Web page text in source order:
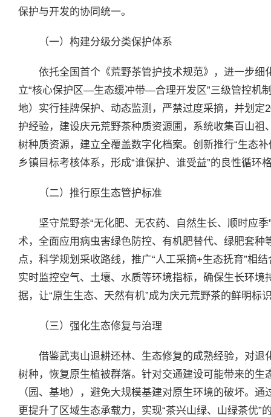
保护与开发的协同统一。
（一）构建分级分类保护体系
依托全国首个《荒野茶管护技术规范》，进一步
立“核心保护区—生态缓冲带—合理开发区”三级管控机
地）实行挂牌保护、动态监测，严禁过度采摘，并划定
护经验，建设庆元荒野茶种质资源圃，系统收集百山
树种质资源，建立全覆盖数字化档案。创新推行“生态
乡镇目标考核体系，形成“谁保护、谁受益”的良性循环
（二）推行原生态管护标准
坚守荒野茶“无化肥、无农药、自然生长、顺时应
术，全面应用病虫害绿色防控、有机肥替代、绿肥套
点，科学规划采收路线，推广“人工采摘+生态抚育”相
实时监控空气、土壤、水质等环境指标，确保生长环
据，让“原生生态、天然有机”成为庆元荒野茶的鲜明标
（三）强化生态修复与治理
借鉴武夷山退耕还林、生态修复的成熟经验，对
树种，恢复原生植被群落。针对交通建设可能带来的
（园、基地），避免大规模基建对原生环境的破坏。
更提升了区域生态承载力，实现“茶兴山绿、山绿茶优”